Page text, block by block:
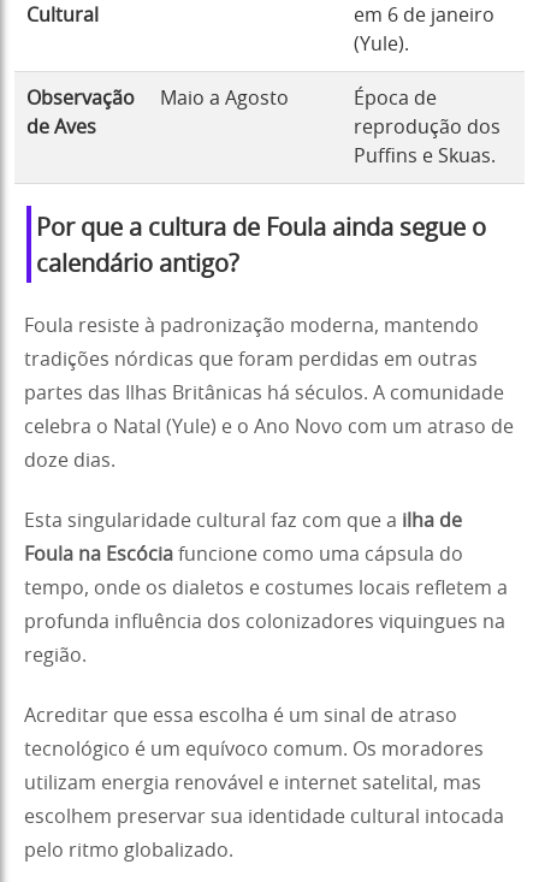
Cultural
em 6 de janeiro
(Yule).
Observação
de Aves
Maio a Agosto
Época de
reprodução dos
Puffins e Skuas.
Por que a cultura de Foula ainda segue o
calendário antigo?
Foula resiste à padronização moderna, mantendo
tradições nórdicas que foram perdidas em outras
partes das Ilhas Britânicas há séculos. A comunidade
celebra o Natal (Yule) e o Ano Novo com um atraso de
doze dias.
Esta singularidade cultural faz com que a ilha de
Foula na Escócia funcione como uma cápsula do
tempo, onde os dialetos e costumes locais refletem a
profunda influência dos colonizadores viquingues na
região.
Acreditar que essa escolha é um sinal de atraso
tecnológico é um equívoco comum. Os moradores
utilizam energia renovável e internet satelital, mas
escolhem preservar sua identidade cultural intocada
pelo ritmo globalizado.